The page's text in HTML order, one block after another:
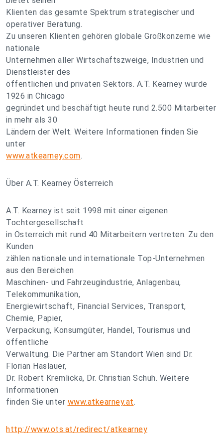
Klienten das gesamte Spektrum strategischer und
operativer Beratung.
Zu unseren Klienten gehören globale Großkonzerne wie
nationale
Unternehmen aller Wirtschaftszweige, Industrien und
Dienstleister des
öffentlichen und privaten Sektors. A.T. Kearney wurde
1926 in Chicago
gegründet und beschäftigt heute rund 2.500 Mitarbeiter
in mehr als 30
Ländern der Welt. Weitere Informationen finden Sie
unter
www.atkearney.com.
Über A.T. Kearney Österreich
A.T. Kearney ist seit 1998 mit einer eigenen
Tochtergesellschaft
in Österreich mit rund 40 Mitarbeitern vertreten. Zu den
Kunden
zählen nationale und internationale Top-Unternehmen
aus den Bereichen
Maschinen- und Fahrzeugindustrie, Anlagenbau,
Telekommunikation,
Energiewirtschaft, Financial Services, Transport,
Chemie, Papier,
Verpackung, Konsumgüter, Handel, Tourismus und
öffentliche
Verwaltung. Die Partner am Standort Wien sind Dr.
Florian Haslauer,
Dr. Robert Kremlicka, Dr. Christian Schuh. Weitere
Informationen
finden Sie unter www.atkearney.at.
http://www.ots.at/redirect/atkearney